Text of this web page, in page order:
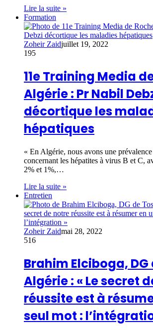
Lire la suite »
Formation
Zoheir Zaidjuillet 19, 2022
195
11e Training Media
Algérie : Pr Nabil
décortique les
hépatiques
« En Algérie, nous avons une
concernant les hépatites à virus B et C,
2% et 1%,…
Lire la suite »
Entretien
Zoheir Zaidmai 28, 2022
516
Brahim Elciboga,
Algérie : « Le secret
réussite est à
seul mot :